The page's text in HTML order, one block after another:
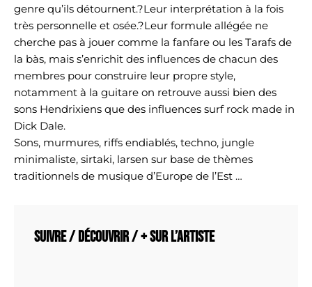
genre qu’ils détournent.?Leur interprétation à la fois
très personnelle et osée.?Leur formule allégée ne
cherche pas à jouer comme la fanfare ou les Tarafs de
la bàs, mais s’enrichit des influences de chacun des
membres pour construire leur propre style,
notamment à la guitare on retrouve aussi bien des
sons Hendrixiens que des influences surf rock made in
Dick Dale.
Sons, murmures, riffs endiablés, techno, jungle
minimaliste, sirtaki, larsen sur base de thèmes
traditionnels de musique d’Europe de l’Est …
Suivre / découvrir / + sur l’artiste